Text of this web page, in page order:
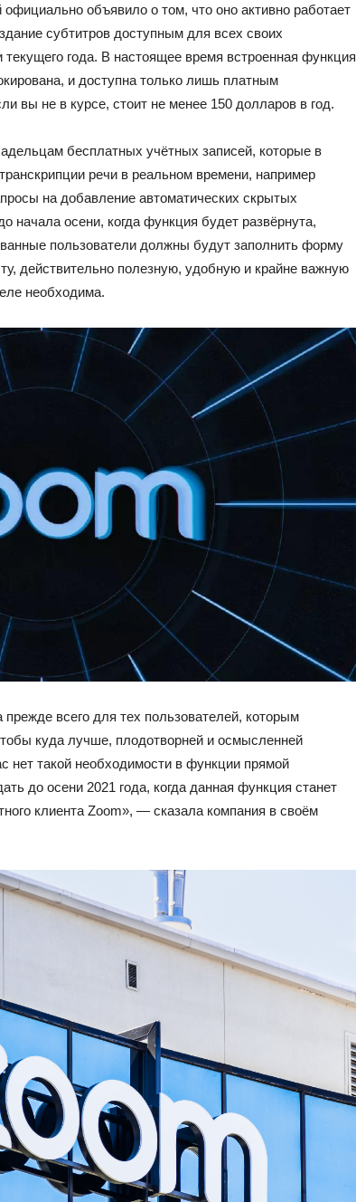
объявило о том, что оно активно работает
субтитров доступным для всех своих
года. В настоящее время встроенная функция
и доступна только лишь платным
вы не в курсе, стоит не менее 150 долларов в год.
бесплатных учётных записей, которые в
речи в реальном времени, например
на добавление автоматических скрытых
начала осени, когда функция будет развёрнута,
пользователи должны будут заполнить форму
действительно полезную, удобную и крайне важную
необходима.
всего для тех пользователей, которым
куда лучше, плодотворней и осмысленней
нет такой необходимости в функции прямой
до осени 2021 года, когда данная функция станет
клиента Zoom», — сказала компания в своём